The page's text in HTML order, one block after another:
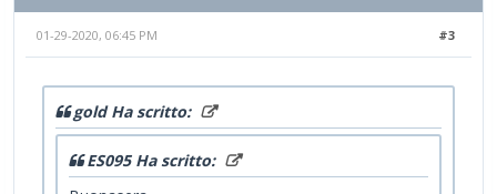
#3
01-29-2020, 06:45 PM
gold Ha scritto:
ES095 Ha scritto: